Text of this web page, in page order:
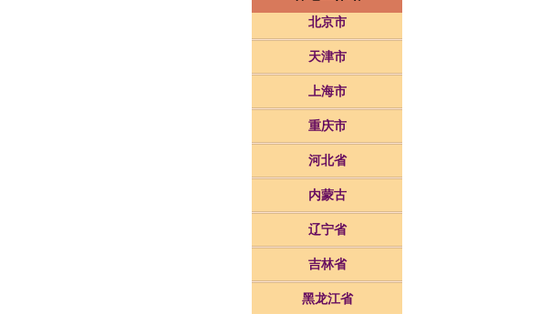
北京市
天津市
上海市
重庆市
河北省
内蒙古
辽宁省
吉林省
黑龙江省